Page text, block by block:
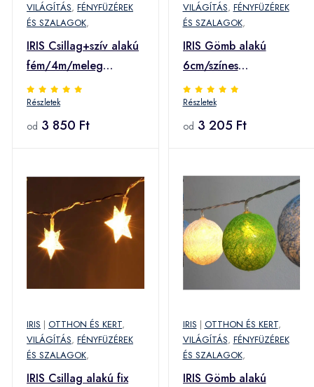
VILÁGÍTÁS, FÉNYFÜZÉREK
ÉS SZALAGOK,
IRIS Csillag+szív alakú
fém/4m/meleg
fehér/20db LED-
es/USB-s
fénydekoráció (240-
Részletek
od 3 850 Ft
VILÁGÍTÁS, FÉNYFÜZÉREK
ÉS SZALAGOK,
IRIS Gömb alakú
6cm/színes
fonott/3m/meleg
fehér/20db LED-
es/USB-s
Részletek
od 3 205 Ft
IRIS | OTTHON ÉS KERT,
VILÁGÍTÁS, FÉNYFÜZÉREK
ÉS SZALAGOK,
IRIS Csillag alakú fix
IRIS | OTTHON ÉS KERT,
VILÁGÍTÁS, FÉNYFÜZÉREK
ÉS SZALAGOK,
IRIS Gömb alakú